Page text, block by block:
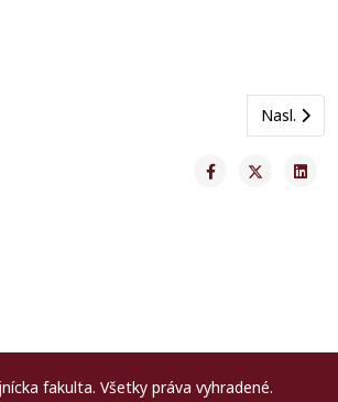
referátu pre vzdelávanie Next
Nasl.
fakulta. Všetky práva vyhradené.